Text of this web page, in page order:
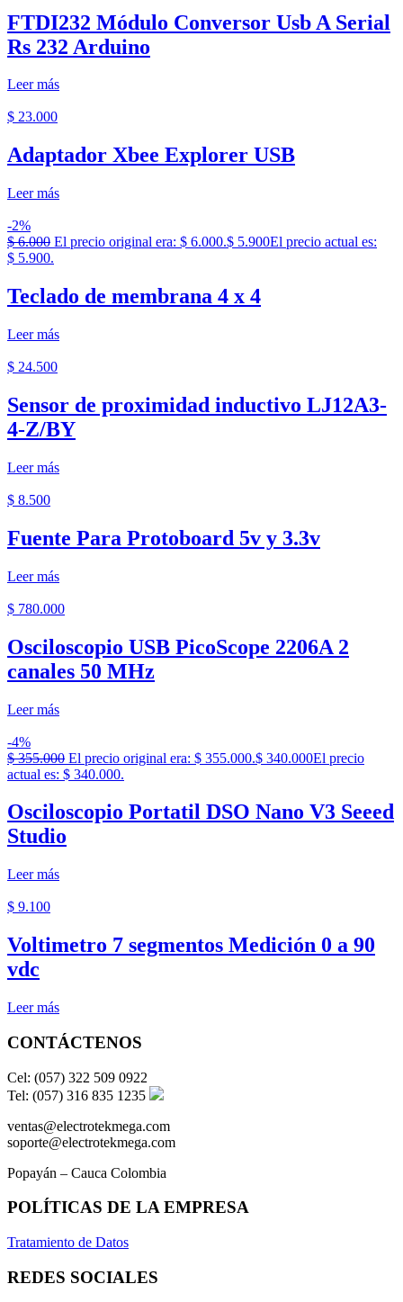
FTDI232 Módulo Conversor Usb A Serial
Rs 232 Arduino
Leer más
$ 23.000
Adaptador Xbee Explorer USB
Leer más
-2%
$6.000 El precio original era: $ 6.000.$ 5.900El precio actual es:
$ 5.900.
Teclado de membrana 4 x 4
Leer más
$ 24.500
Sensor de proximidad inductivo LJ12A3-
4-Z/BY
Leer más
$ 8.500
Fuente Para Protoboard 5v y 3.3v
Leer más
$ 780.000
Osciloscopio USB PicoScope 2206A 2
canales 50 MHz
Leer más
-4%
$355.000 El precio original era: $ 355.000.$ 340.000El precio
actual es: $ 340.000.
Osciloscopio Portatil DSO Nano V3 Seeed
Studio
Leer más
$ 9.100
Voltimetro 7 segmentos Medición 0 a 90
vdc
Leer más
CONTÁCTENOS
Cel: (057) 322 509 0922
Tel: (057) 316 835 1235
ventas@electrotekmega.com
soporte@electrotekmega.com
Popayán – Cauca Colombia
POLÍTICAS DE LA EMPRESA
Tratamiento de Datos
REDES SOCIALES